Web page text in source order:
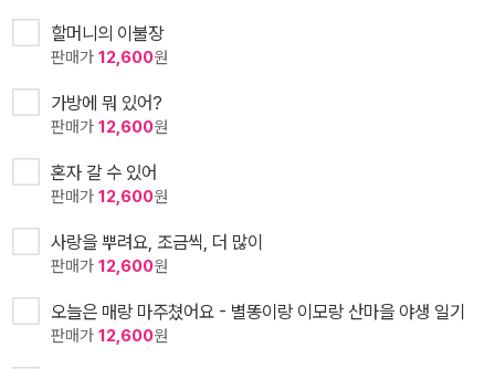
할머니의 이불장
판매가 12,600원
가방에 뭐 있어?
판매가 12,600원
혼자 갈 수 있어
판매가 12,600원
사랑을 뿌려요, 조금씩, 더 많이
판매가 12,600원
오늘은 매랑 마주쳤어요 - 별똥이랑 이모랑 산마을 야생 일기
판매가 12,600원